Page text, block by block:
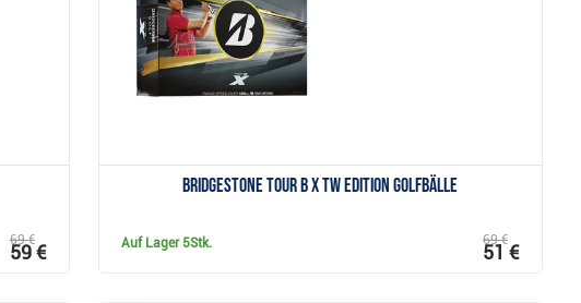
69 €
59 €
Bridgestone Tour B X TW Edition Golfbälle
Auf Lager 5Stk. 69 €
51 €